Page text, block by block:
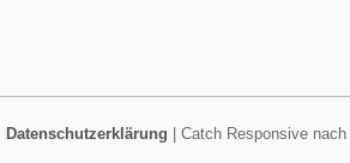
Datenschutzerklärung | Catch Responsive nach